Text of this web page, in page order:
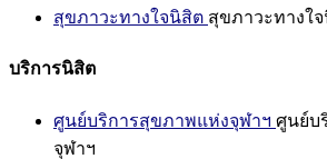
สุขภาวะทางใจนิสิต สุขภาวะทางใ
บริการนิสิต
ศูนย์บริการสุขภาพแห่งจุฬาฯ ศูนย์บ
จุฬาฯ